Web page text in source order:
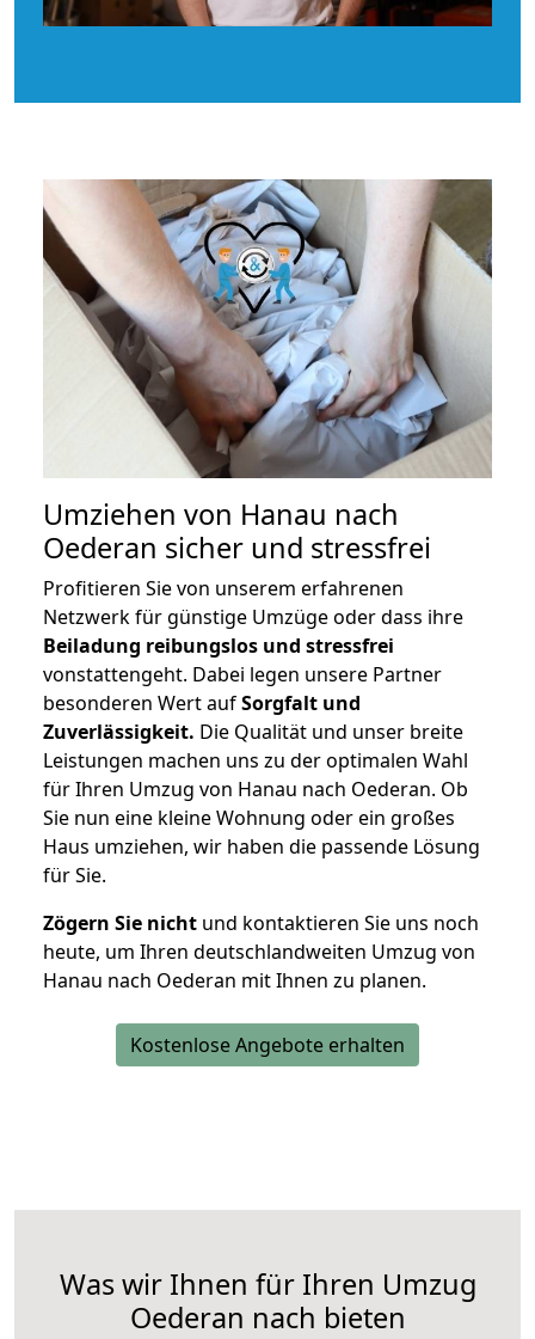
Umziehen von Hanau nach
Oederan sicher und stressfrei
Profitieren Sie von unserem erfahrenen
Netzwerk für günstige Umzüge oder dass ihre
Beiladung reibungslos und stressfrei
vonstattengeht. Dabei legen unsere Partner
besonderen Wert aufSorgfalt und
Zuverlässigkeit. Die Qualität und unser breite
Leistungen machen uns zu der optimalen Wahl
für Ihren Umzug von Hanau nach Oederan. Ob
Sie nun eine kleine Wohnung oder ein großes
Haus umziehen, wir haben die passende Lösung
für Sie.
Zögern Sie nicht und kontaktieren Sie uns noch
heute, um Ihren deutschlandweiten Umzug von
Hanau nach Oederan mit Ihnen zu planen.
Kostenlose Angebote erhalten
Was wir Ihnen für Ihren Umzug
Oederan nach bieten